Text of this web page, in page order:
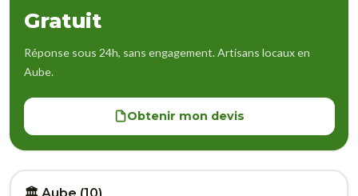
Gratuit
Réponse sous 24h, sans engagement. Artisans locaux en
Aube.
Obtenir mon devis
🏛️ Aube (10)